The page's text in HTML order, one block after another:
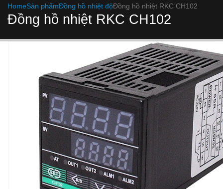
HomeSản phẩmĐồng hồ nhiệt độĐồng hồ nhiệt RKC CH102
Đồng hồ nhiệt RKC CH102